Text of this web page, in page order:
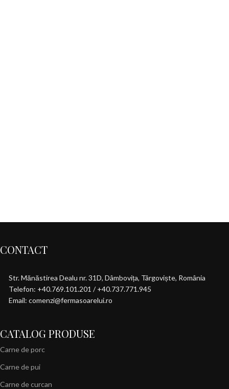
CONTACT
Str. Mănăstirea Dealu nr. 31D, Dâmbovița, Târgoviște, România
Telefon: +40.769.101.201 / +40.737.771.945
Email: comenzi@fermasoarelui.ro
CATALOG PRODUSE
Carne de porc
Carne de pui
Carne de curcan